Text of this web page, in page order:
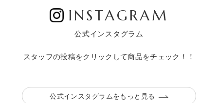
INSTAGRAM
公式インスタグラム
スタッフの投稿をクリックして商品をチェック！！
公式インスタグラムをもっと見る